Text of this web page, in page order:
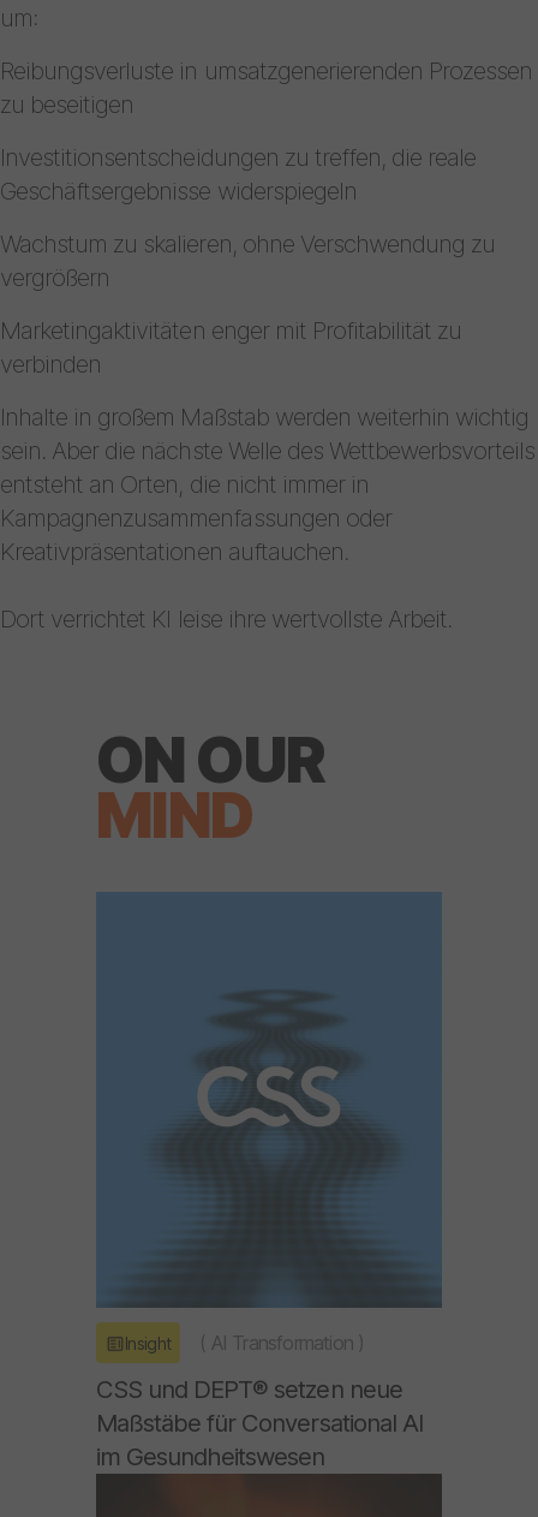
um:
Reibungsverluste in umsatzgenerierenden Prozessen
zu beseitigen
Investitionsentscheidungen zu treffen, die reale
Geschäftsergebnisse widerspiegeln
Wachstum zu skalieren, ohne Verschwendung zu
vergrößern
Marketingaktivitäten enger mit Profitabilität zu
verbinden
Inhalte in großem Maßstab werden weiterhin wichtig
sein. Aber die nächste Welle des Wettbewerbsvorteils
entsteht an Orten, die nicht immer in
Kampagnenzusammenfassungen oder
Kreativpräsentationen auftauchen.
Dort verrichtet KI leise ihre wertvollste Arbeit.
ON OUR
MIND
Insight ( AI Transformation )
CSS und DEPT® setzen neue
Maßstäbe für Conversational AI
im Gesundheitswesen